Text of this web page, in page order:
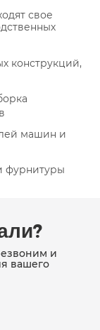
свое
конструкций,
машин и
фурнитуры
и
вашего